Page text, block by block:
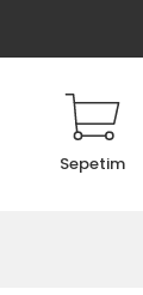
Sepetim